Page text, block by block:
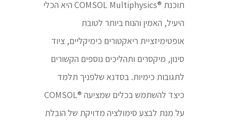
תוכנת ®COMSOL Multiphysics היא הכלי
היעיל, האמין והנוח ביותר לטובת
אופטימיזציית ריאקטורים כימיקליים, ציוד
סינון, מיקסרים ותהליכים נוספים הקשורים
לתגובות כימיות. בסדנא שלפניך תלמד
כיצד להשתמש בכלים שמציעה ®COMSOL
על מנת לבצע סימולציה מדויקת של הובלת